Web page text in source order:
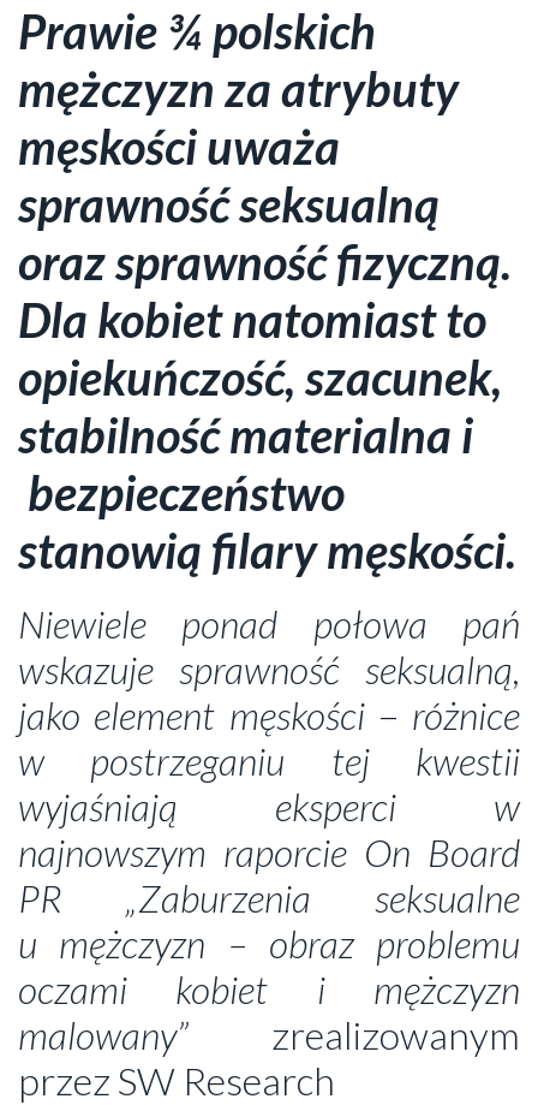
Prawie ¾ polskich
mężczyzn za atrybuty
męskości uważa
sprawność seksualną
oraz sprawność fizyczną.
Dla kobiet natomiast to
opiekuńczość, szacunek,
stabilność materialna i
bezpieczeństwo
stanowią filary męskości.
Niewiele ponad połowa pań
wskazuje sprawność seksualną,
jako element męskości – różnice
w postrzeganiu tej kwestii
wyjaśniają eksperci w
najnowszym raporcie On Board
PR „Zaburzenia seksualne
u mężczyzn – obraz problemu
oczami kobiet i mężczyzn
malowany” zrealizowanym
przez SW Research